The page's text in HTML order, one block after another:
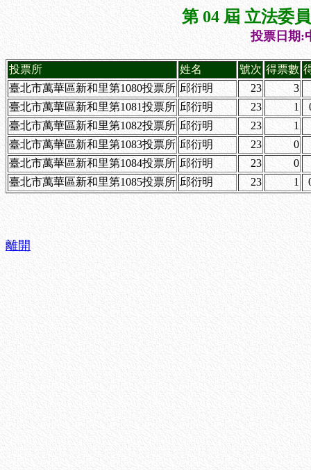
第 04 屆 立法委
投票日期:
投票所 姓名 號次 得票數
臺北市萬華區新和里第1080投票所 邱衍明 23
3
臺北市萬華區新和里第1081投票所 邱衍明 23 1
臺北市萬華區新和里第1082投票所 邱衍明 23
1
臺北市萬華區新和里第1083投票所 邱衍明 23
0
臺北市萬華區新和里第1084投票所 邱衍明 23
0
臺北市萬華區新和里第1085投票所 邱衍明 23 1
離開